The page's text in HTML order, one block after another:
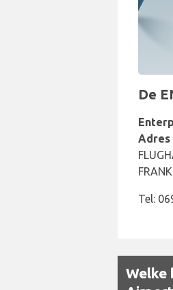
De
Adres
Tel:
Welke